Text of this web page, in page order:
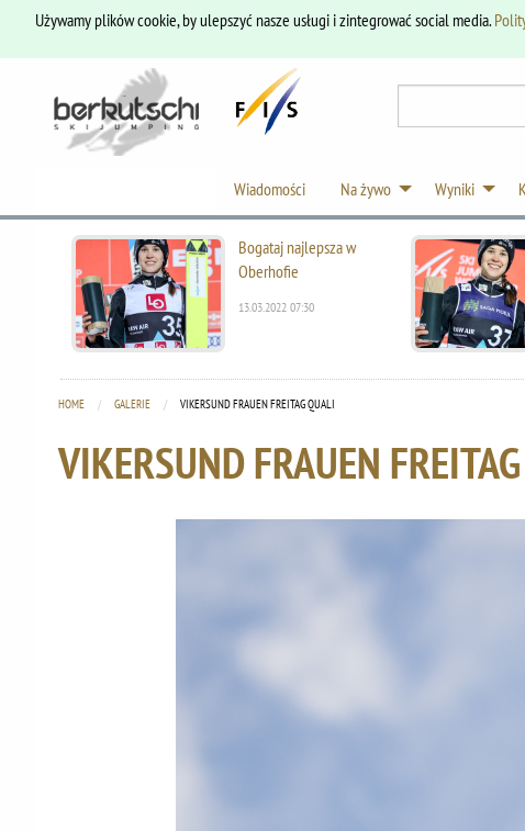
Używamy plików cookie, by ulepszyć nasze usługi i zintegrować social media.
Wiadomości Na żywo Wyniki
Bogataj najlepsza w
Oberhofie
13.03.2022 07:30
HOME GALERIE CURRENT:
VIKERSUND FRAUEN FREITAG QUALI
VIKERSUND FRAUEN